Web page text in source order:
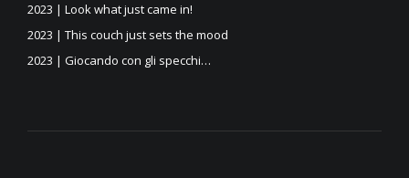
2023 | Look what just came in!
2023 | This couch just sets the mood
2023 | Giocando con gli specchi…